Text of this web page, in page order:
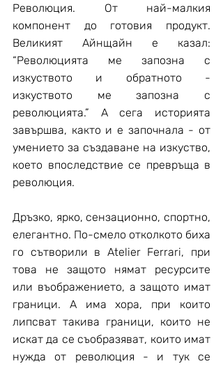
Революция. От най-малкия
компонент до готовия продукт.
Великият Айнщайн е казал:
“Революцията ме запозна с
изкуството и обратното -
изкуството ме запозна с
революцията.” А сега историята
завършва, както и е започнала - от
умението за създаване на изкуство,
което впоследствие се превръща в
революция.
Дръзко, ярко, сензационно, спортно,
елегантно. По-смело отколкото биха
го сътворили в Atelier Ferrari, при
това не защото нямат ресурсите
или въображението, а защото имат
граници. А има хора, при които
липсват такива граници, които не
искат да се съобразяват, които имат
нужда от революция - и тук се